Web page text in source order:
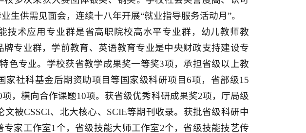
生供需见面会，连续十八年开展“就业指导服务活动月”。
技术应用专业群是省高职院校高水平专业群，幼儿教师教
专业群，学前教育、英语教育专业是中央财政支持建设专
色专业。学校获省教学成果奖一等奖3项，承担省级以上教
家社科基金后期资助项目等国家级科研项目6项，省部级15
，横向合作课题10项。获省级优秀科研成果奖2项，厅局级
被CSSCI、北大核心、SCIE等期刊收录。获批省级科研中
家工作室1个，省级技能大师工作室2个，省级技能技艺传